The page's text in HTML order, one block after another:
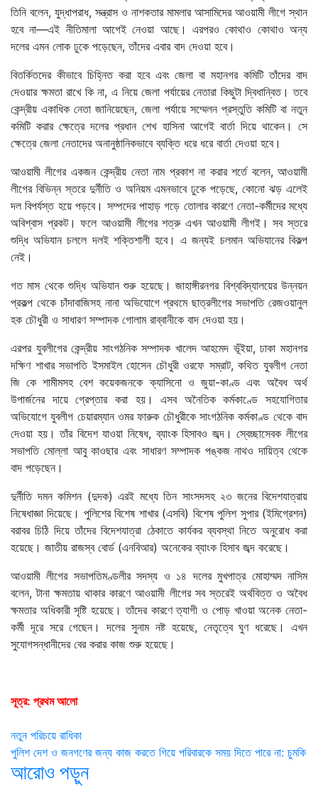
তিনি বলেন, যুদ্ধাপরাধ, সন্ত্রাস ও নাশকতার মামলার আসামিদের আওয়ামী লীগে স্থান
হবে না—এই নীতিমালা আগেই নেওয়া আছে। এরপরও কোথাও কোথাও অন্য
দলের এমন লোক ঢুকে পড়েছেন, তাঁদের এবার বাদ দেওয়া হবে।
বিতর্কিতদের কীভাবে চিহ্নিত করা হবে এবং জেলা বা মহানগর কমিটি তাঁদের বাদ
দেওয়ার ক্ষমতা রাখে কি না, এ নিয়ে জেলা পর্যায়ের নেতারা কিছুটা দ্বিধান্বিত। তবে
কেন্দ্রীয় একাধিক নেতা জানিয়েছেন, জেলা পর্যায়ে সম্মেলন প্রস্তুতি কমিটি বা নতুন
কমিটি করার ক্ষেত্রে দলের প্রধান শেখ হাসিনা আগেই বার্তা দিয়ে থাকেন। সে
ক্ষেত্রে জেলা নেতাদের অনানুষ্ঠানিকভাবে ব্যক্তি ধরে ধরে বার্তা দেওয়া হবে।
আওয়ামী লীগের একজন কেন্দ্রীয় নেতা নাম প্রকাশ না করার শর্তে বলেন, আওয়ামী
লীগের বিভিন্ন স্তরে দুর্নীতি ও অনিয়ম এমনভাবে ঢুকে পড়েছে, কোনো ঝড় এলেই
দল বিপর্যস্ত হয়ে পড়বে। সম্পদের পাহাড় গড়ে তোলার কারণে নেতা-কর্মীদের মধ্যে
অবিশ্বাস প্রকট। ফলে আওয়ামী লীগের শত্রু এখন আওয়ামী লীগই। সব স্তরে
শুদ্ধি অভিযান চললে দলই শক্তিশালী হবে। এ জন্যই চলমান অভিযানের বিকল্প
নেই।
গত মাস থেকে শুদ্ধি অভিযান শুরু হয়েছে। জাহাঙ্গীরনগর বিশ্ববিদ্যালয়ের উন্নয়ন
প্রকল্প থেকে চাঁদাবাজিসহ নানা অভিযোগে প্রথমে ছাত্রলীগের সভাপতি রেজওয়ানুল
হক চৌধুরী ও সাধারণ সম্পাদক গোলাম রাব্বানীকে বাদ দেওয়া হয়।
এরপর যুবলীগের কেন্দ্রীয় সাংগঠনিক সম্পাদক খালেদ আহমেদ ভূঁইয়া, ঢাকা মহানগর
দক্ষিণ শাখার সভাপতি ইসমাইল হোসেন চৌধুরী ওরফে সম্রাট, কথিত যুবলীগ নেতা
জি কে শামীমসহ বেশ কয়েকজনকে ক্যাসিনো ও জুয়া-কাণ্ড এবং অবৈধ অর্থ
উপার্জনের দায়ে গ্রেপ্তার করা হয়। এসব অনৈতিক কর্মকাণ্ডে সহযোগিতার
অভিযোগে যুবলীগ চেয়ারম্যান ওমর ফারুক চৌধুরীকে সাংগঠনিক কর্মকাণ্ড থেকে বাদ
দেওয়া হয়। তাঁর বিদেশ যাওয়া নিষেধ, ব্যাংক হিসাবও জব্দ। স্বেচ্ছাসেবক লীগের
সভাপতি মোল্লা আবু কাওছার এবং সাধারণ সম্পাদক পঙ্কজ নাথও দায়িত্ব থেকে
বাদ পড়েছেন।
দুর্নীতি দমন কমিশন (দুদক) এরই মধ্যে তিন সাংসদসহ ২৩ জনের বিদেশযাত্রায়
নিষেধাজ্ঞা দিয়েছে। পুলিশের বিশেষ শাখার (এসবি) বিশেষ পুলিশ সুপার (ইমিগ্রেশন)
বরাবর চিঠি দিয়ে তাঁদের বিদেশযাত্রা ঠেকাতে কার্যকর ব্যবস্থা নিতে অনুরোধ করা
হয়েছে। জাতীয় রাজস্ব বোর্ড (এনবিআর) অনেকের ব্যাংক হিসাব জব্দ করেছে।
আওয়ামী লীগের সভাপতিমণ্ডলীর সদস্য ও ১৪ দলের মুখপাত্র মোহাম্মদ নাসিম
বলেন, টানা ক্ষমতায় থাকার কারণে আওয়ামী লীগের সব স্তরেই অর্থবিত্ত ও অবৈধ
ক্ষমতার অধিকারী সৃষ্টি হয়েছে। তাঁদের কারণে ত্যাগী ও পোড় খাওয়া অনেক নেতা-
কর্মী দূরে সরে গেছেন। দলের সুনাম নষ্ট হয়েছে, নেতৃত্বে ঘুণ ধরেছে। এখন
সুযোগসন্ধানীদের বের করার কাজ শুরু হয়েছে।
সূত্র: প্রথম আলো
Post
navigation
নতুন পরিচয়ে রাধিকা
পুলিশ দেশ ও জনগণের জন্য কাজ করতে গিয়ে পরিবারকে সময় দিতে পারে না: চুমকি
আরোও পড়ুন